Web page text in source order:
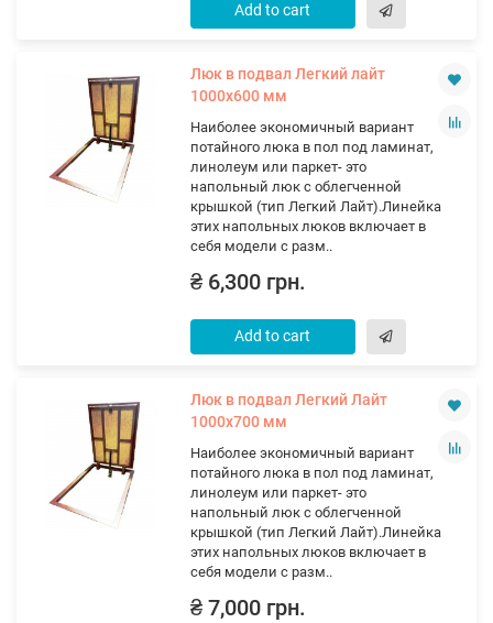
Add to cart
Люк в подвал Легкий лайт
1000х600 мм
Наиболее экономичный вариант
потайного люка в пол под ламинат,
линолеум или паркет- это
напольный люк с облегченной
крышкой (тип Легкий Лайт).Линейка
этих напольных люков включает в
себя модели с разм..
₴ 6,300 грн.
Add to cart
Люк в подвал Легкий Лайт
1000х700 мм
Наиболее экономичный вариант
потайного люка в пол под ламинат,
линолеум или паркет- это
напольный люк с облегченной
крышкой (тип Легкий Лайт).Линейка
этих напольных люков включает в
себя модели с разм..
₴ 7,000 грн.